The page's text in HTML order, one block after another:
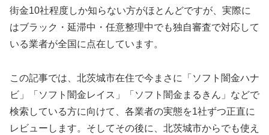
街金10社程度しか知らない方がほとんどですが、実際に
はブラック・延滞中・任意整理中でも独自審査で対応して
いる業者が全国に点在しています。
この記事では、北茨城市在住で今まさに「ソフト闇金ハナ
ビ」「ソフト闇金レイス」「ソフト闇金まるきん」などで
検索している方に向けて、各業者の実態を1社ずつ正直に
レビューします。そしてその後に、北茨城市からでも使え